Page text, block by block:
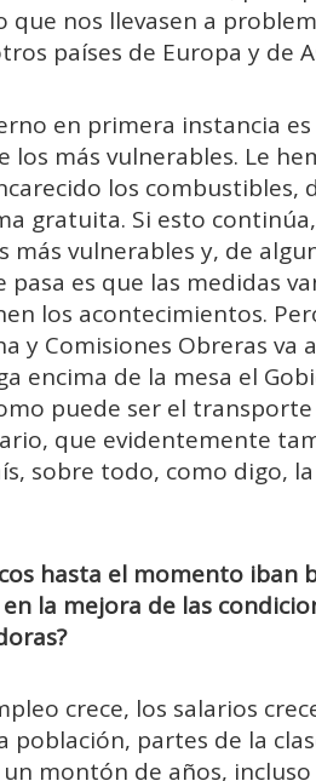
nos llevasen a
países de Europa y de
en primera instancia
los más vulnerables. Le
los combustibles,
gratuita. Si esto
más vulnerables y, de
es que las medidas
los acontecimientos.
y Comisiones Obreras va
encima de la mesa el
puede ser el
que evidentemente
sobre todo, como digo,
hasta el momento iban
la mejora de las
crece, los salarios
población, partes de la
montón de años,